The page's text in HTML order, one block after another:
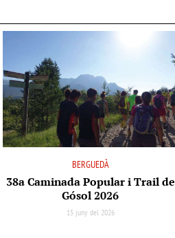
BERGUEDÀ
38a Caminada Popular i Trail de
Gósol 2026
15 juny del 2026